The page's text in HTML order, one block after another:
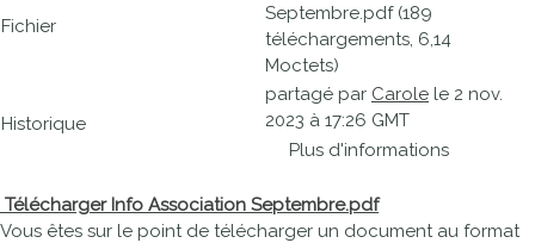
Fichier
Septembre.pdf (189
téléchargements, 6,14
Moctets)
Historique
partagé par Carole le 2 nov.
2023 à 17:26 GMT
Plus d'informations
Télécharger Info Association Septembre.pdf
Vous êtes sur le point de télécharger un document au format